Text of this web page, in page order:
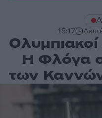
15:17
Η Φλόγα
των Καννών